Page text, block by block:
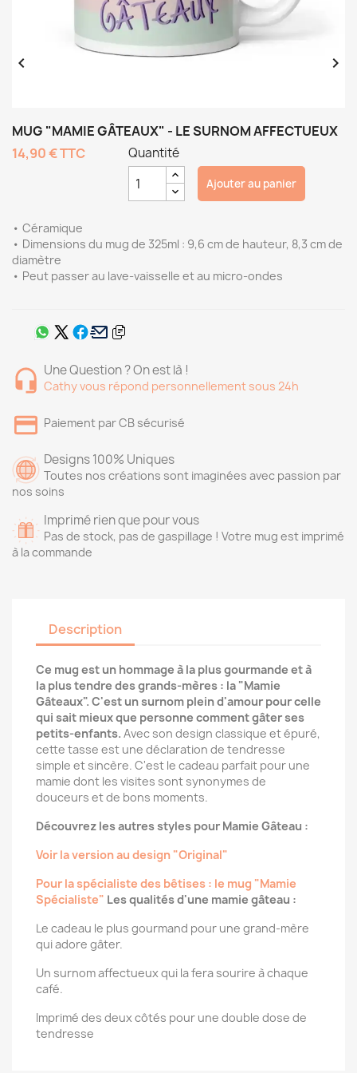
 
MUG "MAMIE GÂTEAUX" - LE SURNOM AFFECTUEUX
14,90 €TTC
• Céramique
• Dimensions du mug de 325ml : 9,6 cm de hauteur, 8,3 cm de
diamètre
• Peut passer au lave-vaisselle et au micro-ondes
Quantité
Ajouter au panier
Une Question ? On est là !
Cathy vous répond personnellement sous 24h
Paiement par CB sécurisé
Designs 100% Uniques
Toutes nos créations sont imaginées avec passion par
nos soins
Imprimé rien que pour vous
Pas de stock, pas de gaspillage ! Votre mug est imprimé
à la commande
Description
Ce mug est un hommage à la plus gourmande et à
la plus tendre des grands-mères : la "Mamie
Gâteaux". C'est un surnom plein d'amour pour celle
qui sait mieux que personne comment gâter ses
petits-enfants. Avec son design classique et épuré,
cette tasse est une déclaration de tendresse
simple et sincère. C'est le cadeau parfait pour une
mamie dont les visites sont synonymes de
douceurs et de bons moments.
Découvrez les autres styles pour Mamie Gâteau :
Voir la version au design "Original"
Pour la spécialiste des bêtises : le mug "Mamie
Spécialiste" Les qualités d'une mamie gâteau :
Le cadeau le plus gourmand pour une grand-mère
qui adore gâter.
Un surnom affectueux qui la fera sourire à chaque
café.
Imprimé des deux côtés pour une double dose de
tendresse